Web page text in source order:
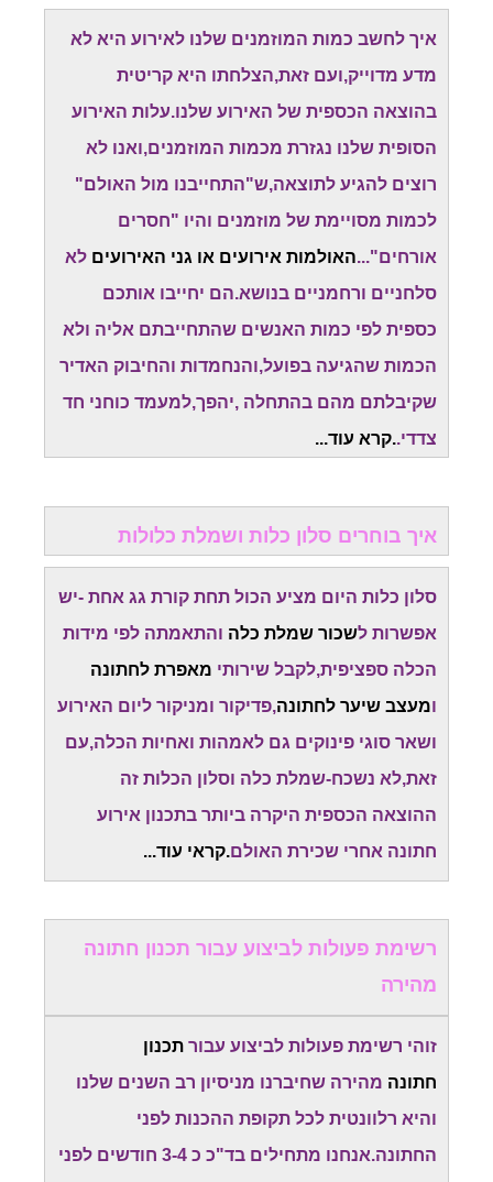
איך לחשב כמות המוזמנים שלנו לאירוע היא לא
מדע מדוייק,ועם זאת,הצלחתו היא קריטית
בהוצאה הכספית של האירוע שלנו.עלות האירוע
הסופית שלנו נגזרת מכמות המוזמנים,ואנו לא
רוצים להגיע לתוצאה,ש"התחייבנו מול האולם"
לכמות מסויימת של מוזמנים והיו "חסרים
אורחים"...האולמות אירועים או גני האירועים לא
סלחניים ורחמניים בנושא.הם יחייבו אותכם
כספית לפי כמות האנשים שהתחייבתם אליה ולא
הכמות שהגיעה בפועל,והנחמדות והחיבוק האדיר
שקיבלתם מהם בהתחלה ,יהפך,למעמד כוחני חד
צדדי..קרא עוד...
איך בוחרים סלון כלות ושמלת כלולות
סלון כלות היום מציע הכול תחת קורת גג אחת -יש
אפשרות לשכור שמלת כלה והתאמתה לפי מידות
הכלה ספציפית,לקבל שירותי מאפרת לחתונה
ומעצב שיער לחתונה,פדיקור ומניקור ליום האירוע
ושאר סוגי פינוקים גם לאמהות ואחיות הכלה,עם
זאת,לא נשכח-שמלת כלה וסלון הכלות זה
ההוצאה הכספית היקרה ביותר בתכנון אירוע
חתונה אחרי שכירת האולם.קראי עוד...
רשימת פעולות לביצוע עבור תכנון חתונה
מהירה
זוהי רשימת פעולות לביצוע עבור תכנון
חתונה מהירה שחיברנו מניסיון רב השנים שלנו
והיא רלוונטית לכל תקופת ההכנות לפני
החתונה.אנחנו מתחילים בד"כ כ 3-4 חודשים לפני